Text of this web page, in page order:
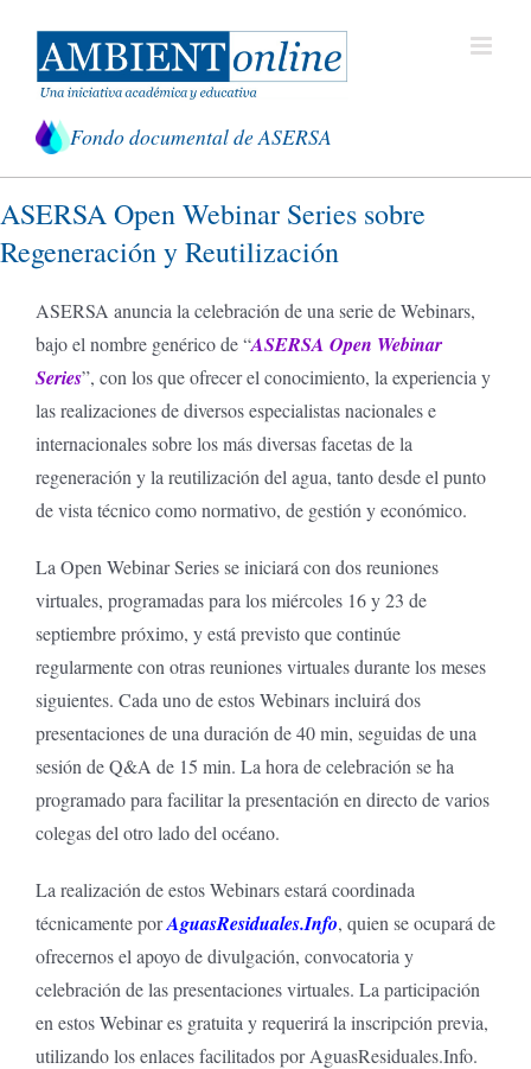
contenido
Fondo documental de ASERSA
ASERSA Open Webinar Series sobre
Regeneración y Reutilización
ASERSA anuncia la celebración de una serie de Webinars,
bajo el nombre genérico de “ASERSA Open Webinar
Series”, con los que ofrecer el conocimiento, la experiencia y
las realizaciones de diversos especialistas nacionales e
internacionales sobre los más diversas facetas de la
regeneración y la reutilización del agua, tanto desde el punto
de vista técnico como normativo, de gestión y económico.
La Open Webinar Series se iniciará con dos reuniones
virtuales, programadas para los miércoles 16 y 23 de
septiembre próximo, y está previsto que continúe
regularmente con otras reuniones virtuales durante los meses
siguientes. Cada uno de estos Webinars incluirá dos
presentaciones de una duración de 40 min, seguidas de una
sesión de Q&A de 15 min. La hora de celebración se ha
programado para facilitar la presentación en directo de varios
colegas del otro lado del océano.
La realización de estos Webinars estará coordinada
técnicamente porAguasResiduales.Info, quien se ocupará de
ofrecernos el apoyo de divulgación, convocatoria y
celebración de las presentaciones virtuales. La participación
en estos Webinar es gratuita y requerirá la inscripción previa,
utilizando los enlaces facilitados por AguasResiduales.Info.